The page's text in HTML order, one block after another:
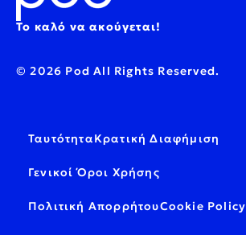
Το καλό να ακούγεται!
© 2026 Pod All Rights Reserved.
ΤαυτότηταΚρατική Διαφήμιση
Γενικοί Όροι Χρήσης
Πολιτική ΑπορρήτουCookie Policy